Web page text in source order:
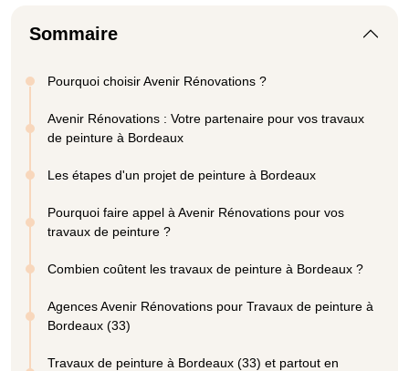
Sommaire
Pourquoi choisir Avenir Rénovations ?
Avenir Rénovations : Votre partenaire pour vos travaux
de peinture à Bordeaux
Les étapes d'un projet de peinture à Bordeaux
Pourquoi faire appel à Avenir Rénovations pour vos
travaux de peinture ?
Combien coûtent les travaux de peinture à Bordeaux ?
Agences Avenir Rénovations pour Travaux de peinture à
Bordeaux (33)
Travaux de peinture à Bordeaux (33) et partout en